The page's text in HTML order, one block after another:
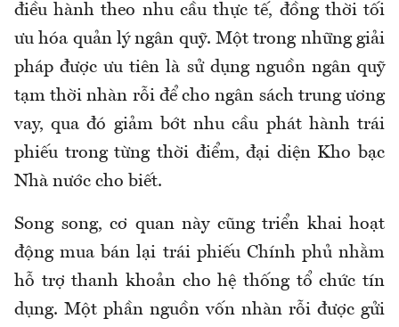
điều hành theo nhu cầu thực tế, đồng thời tối
ưu hóa quản lý ngân quỹ. Một trong những giải
pháp được ưu tiên là sử dụng nguồn ngân quỹ
tạm thời nhàn rỗi để cho ngân sách trung ương
vay, qua đó giảm bớt nhu cầu phát hành trái
phiếu trong từng thời điểm, đại diện Kho bạc
Nhà nước cho biết.
Song song, cơ quan này cũng triển khai hoạt
động mua bán lại trái phiếu Chính phủ nhằm
hỗ trợ thanh khoản cho hệ thống tổ chức tín
dụng. Một phần nguồn vốn nhàn rỗi được gửi